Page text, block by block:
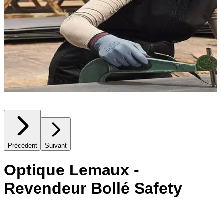
Précédent Suivant
Optique Lemaux -
Revendeur Bollé Safety